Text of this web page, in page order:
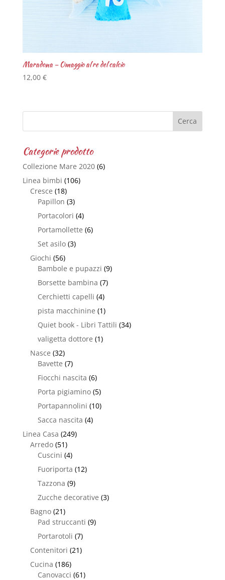
Maradona – Omaggio al re del calcio
12,00 €
Categorie prodotto
Collezione Mare 2020 (6)
Linea bimbi (106)
Cresce (18)
Papillon (3)
Portacolori (4)
Portamollette (6)
Set asilo (3)
Giochi (56)
Bambole e pupazzi (9)
Borsette bambina (7)
Cerchietti capelli (4)
pista macchinine (1)
Quiet book - Libri Tattili (34)
valigetta dottore (1)
Nasce (32)
Bavette (7)
Fiocchi nascita (6)
Porta pigiamino (5)
Portapannolini (10)
Sacca nascita (4)
Linea Casa (249)
Arredo (51)
Cuscini (4)
Fuoriporta (12)
Tazzona (9)
Zucche decorative (3)
Bagno (21)
Pad struccanti (9)
Portarotoli (7)
Contenitori (21)
Cucina (186)
Canovacci (61)